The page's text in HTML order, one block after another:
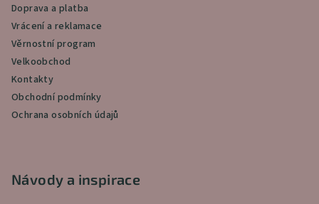
Doprava a platba
Vrácení a reklamace
Věrnostní program
Velkoobchod
Kontakty
Obchodní podmínky
Ochrana osobních údajů
Návody a inspirace